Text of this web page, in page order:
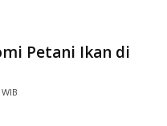
Petani Ikan di